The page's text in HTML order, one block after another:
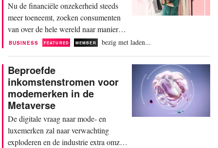
Nu de financiële onzekerheid steeds
meer toeneemt, zoeken consumenten
van over de hele wereld naar manieren
om hun inkomen maximaal te benutten
garderobe. Voor de mode-industrie,
die in deze nieuwe behoeften wil
voorzien, bieden grotere investeringen
in digitale marketing en...
BUSINESS FEATURED MEMBER bezig met laden...
Beproefde
inkomstenstromen voor
modemerken in de
Metaverse
De digitale vraag naar mode- en
luxemerken zal naar verwachting
exploderen en de industrie extra omzet